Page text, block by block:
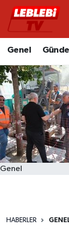
Genel
Genel
HABERLER
Hava
Trafik
Süper Lig
Tüm
Son